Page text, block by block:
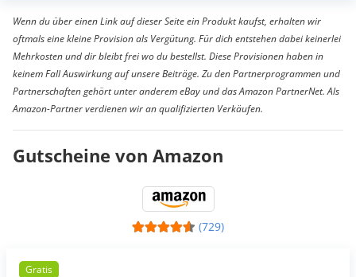
Wenn du über einen Link auf dieser Seite ein Produkt kaufst, erhalten wir
oftmals eine kleine Provision als Vergütung. Für dich entstehen dabei keinerlei
Mehrkosten und dir bleibt frei wo du bestellst. Diese Provisionen haben in
keinem Fall Auswirkung auf unsere Beiträge. Zu den Partnerprogrammen und
Partnerschaften gehört unter anderem eBay und das Amazon PartnerNet. Als
Amazon-Partner verdienen wir an qualifizierten Verkäufen.
Gutscheine von Amazon
(729)
Gratis